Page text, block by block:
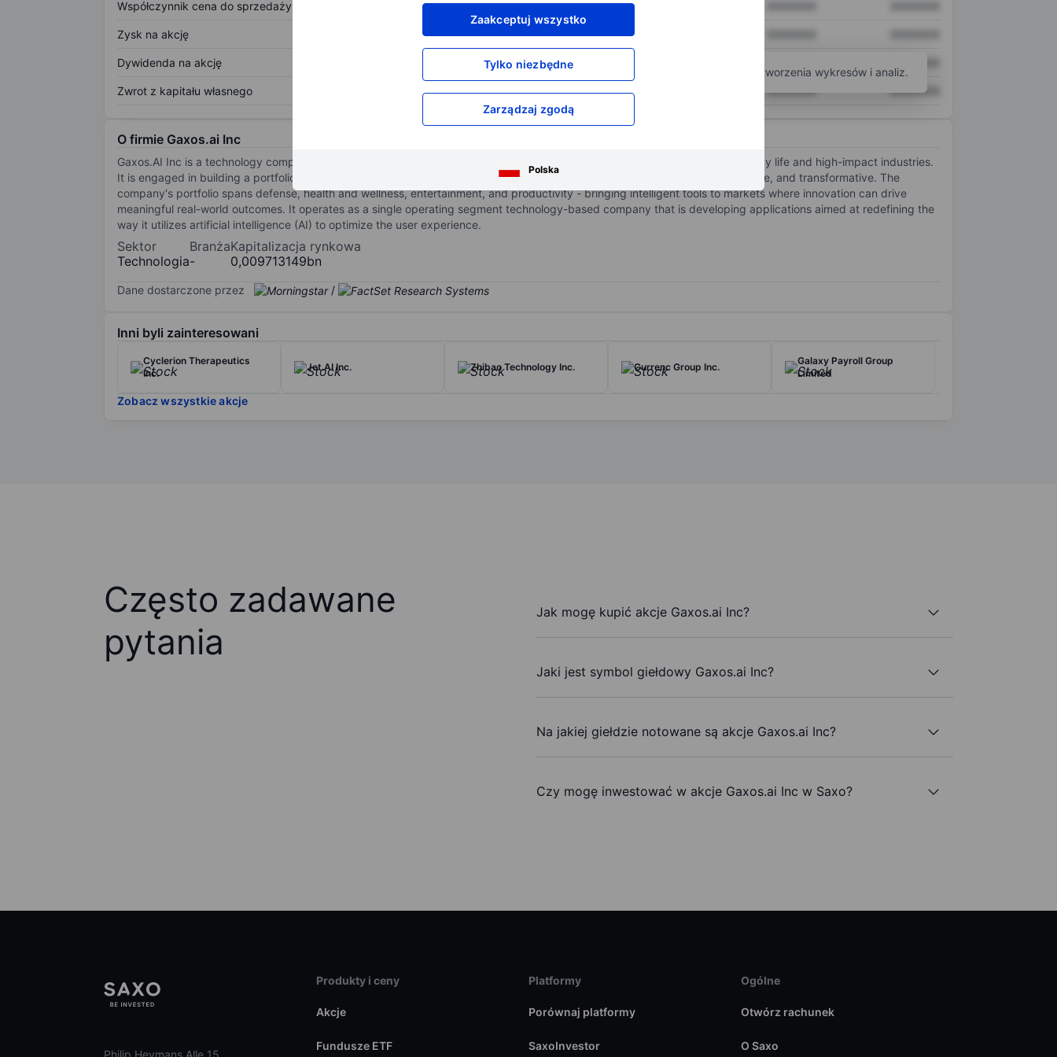
Zaakceptuj wszystko
Tylko niezbędne
Zarządzaj zgodą
Polska
Współczynnik cena do sprzedaży XXXXXXX
Zysk na akcję XXXXXXX
Dywidenda na akcję XXXXXXX
Zwrot z kapitału własnego XXXXXXX XXXXXXX XXXXXXX
Otwórz kontoaby uzyskać dostęp do większej ilości narzędzi do tworzenia wykresów i analiz.
O firmie Gaxos.ai Inc
Gaxos.AI Inc is a technology company focused on reshaping the way people interact with artificial intelligence across everyday life and high-impact industries.
It is engaged in building a portfolio of AI-powered solutions designed to make advanced technology more practical, accessible, and transformative. The
company's portfolio spans defense, health and wellness, entertainment, and productivity - bringing intelligent tools to markets where innovation can drive
meaningful real-world outcomes. It operates as a single operating segment technology-based company that is developing applications aimed at redefining the
way it utilizes artificial intelligence (AI) to optimize the user experience.
Sektor
Technologia
Branża
-
Kapitalizacja rynkowa
0,009713149bn
Dane dostarczone przez /
Inni byli zainteresowani
Cyclerion Therapeutics
Inc.
Jet.AI Inc. Zhibao Technology Inc. Currenc Group Inc.
Galaxy Payroll Group
Limited
Zobacz wszystkie akcje
Często zadawane
pytania
Jak mogę kupić akcje Gaxos.ai Inc?
Jaki jest symbol giełdowy Gaxos.ai Inc?
Na jakiej giełdzie notowane są akcje Gaxos.ai Inc?
Czy mogę inwestować w akcje Gaxos.ai Inc w Saxo?
Produkty i ceny
Akcje
Fundusze ETF
Platformy
Porównaj platformy
SaxoInvestor
Ogólne
Otwórz rachunek
O Saxo